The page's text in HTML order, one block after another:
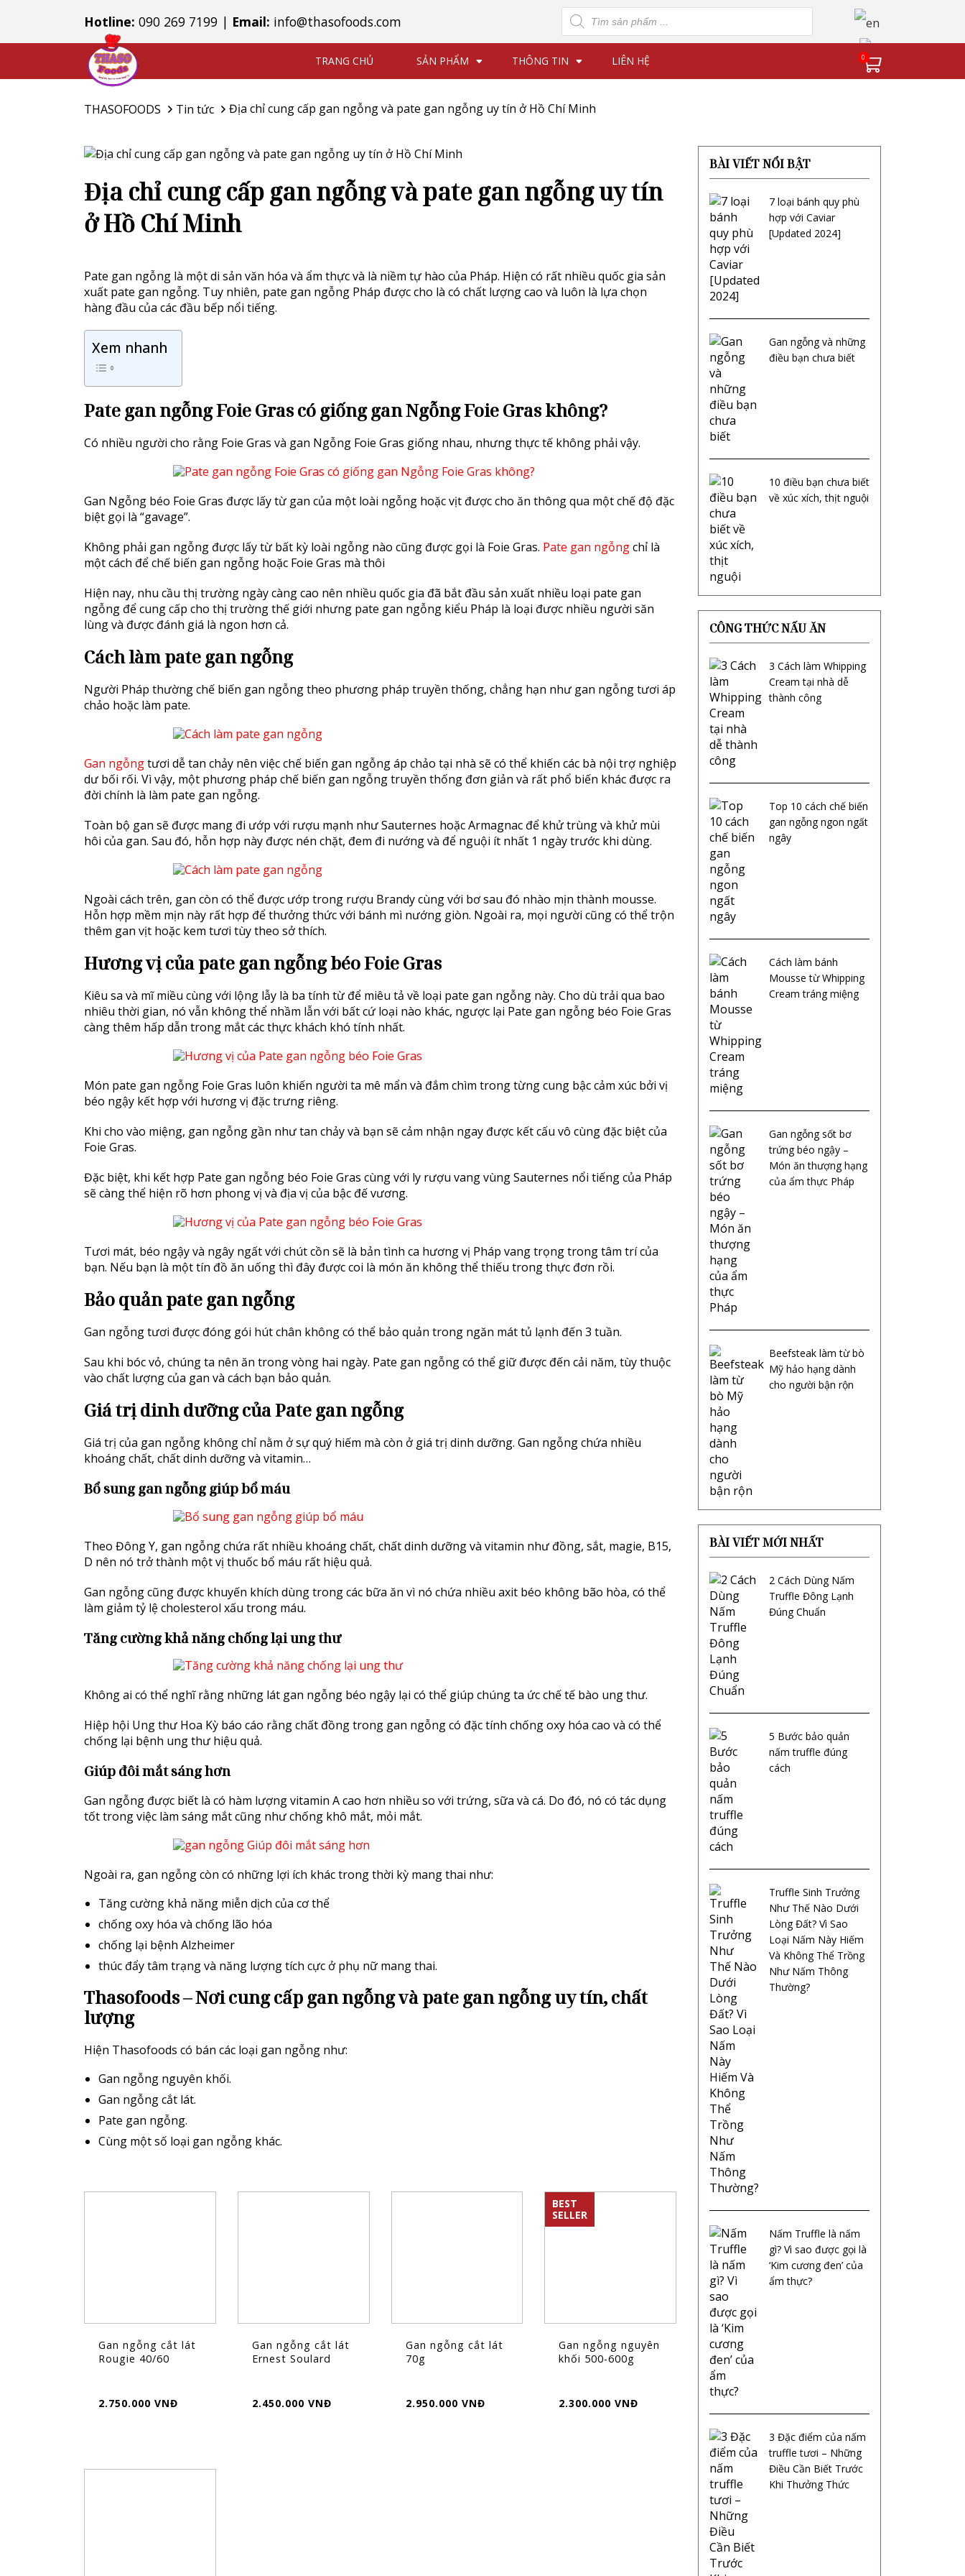
Hotline: 090 269 7199 | Email: info@thasofoods.com
Tìm
kiếm
sản
phẩm
0
TRANG CHỦ SẢN PHẨM THÔNG TIN LIÊN HỆ
THASOFOODS Tin tức Địa chỉ cung cấp gan ngỗng và pate gan ngỗng uy tín ở Hồ Chí Minh
Địa chỉ cung cấp gan ngỗng và pate gan ngỗng uy tín
ở Hồ Chí Minh
Pate gan ngỗng là một di sản văn hóa và ẩm thực và là niềm tự hào của Pháp. Hiện có rất nhiều quốc gia sản
xuất pate gan ngỗng. Tuy nhiên, pate gan ngỗng Pháp được cho là có chất lượng cao và luôn là lựa chọn
hàng đầu của các đầu bếp nổi tiếng.
Xem nhanh
Pate gan ngỗng Foie Gras có giống gan Ngỗng Foie Gras không?
Có nhiều người cho rằng Foie Gras và gan Ngỗng Foie Gras giống nhau, nhưng thực tế không phải vậy.
Gan Ngỗng béo Foie Gras được lấy từ gan của một loài ngỗng hoặc vịt được cho ăn thông qua một chế độ đặc
biệt gọi là “gavage”.
Không phải gan ngỗng được lấy từ bất kỳ loài ngỗng nào cũng được gọi là Foie Gras. Pate gan ngỗngchỉ là
một cách để chế biến gan ngỗng hoặc Foie Gras mà thôi
Hiện nay, nhu cầu thị trường ngày càng cao nên nhiều quốc gia đã bắt đầu sản xuất nhiều loại pate gan
ngỗng để cung cấp cho thị trường thế giới nhưng pate gan ngỗng kiểu Pháp là loại được nhiều người săn
lùng và được đánh giá là ngon hơn cả.
Cách làm pate gan ngỗng
Người Pháp thường chế biến gan ngỗng theo phương pháp truyền thống, chẳng hạn như gan ngỗng tươi áp
chảo hoặc làm pate.
Gan ngỗngtươi dễ tan chảy nên việc chế biến gan ngỗng áp chảo tại nhà sẽ có thể khiến các bà nội trợ nghiệp
dư bối rối. Vì vậy, một phương pháp chế biến gan ngỗng truyền thống đơn giản và rất phổ biến khác được ra
đời chính là làm pate gan ngỗng.
Toàn bộ gan sẽ được mang đi ướp với rượu mạnh như Sauternes hoặc Armagnac để khử trùng và khử mùi
hôi của gan. Sau đó, hỗn hợp này được nén chặt, đem đi nướng và để nguội ít nhất 1 ngày trước khi dùng.
Ngoài cách trên, gan còn có thể được ướp trong rượu Brandy cùng với bơ sau đó nhào mịn thành mousse.
Hỗn hợp mềm mịn này rất hợp để thưởng thức với bánh mì nướng giòn. Ngoài ra, mọi người cũng có thể trộn
thêm gan vịt hoặc kem tươi tùy theo sở thích.
Hương vị của pate gan ngỗng béo Foie Gras
Kiêu sa và mĩ miều cùng với lộng lẫy là ba tính từ để miêu tả về loại pate gan ngỗng này. Cho dù trải qua bao
nhiêu thời gian, nó vẫn không thể nhầm lẫn với bất cứ loại nào khác, ngược lại Pate gan ngỗng béo Foie Gras
càng thêm hấp dẫn trong mắt các thực khách khó tính nhất.
Món pate gan ngỗng Foie Gras luôn khiến người ta mê mẩn và đắm chìm trong từng cung bậc cảm xúc bởi vị
béo ngậy kết hợp với hương vị đặc trưng riêng.
Khi cho vào miệng, gan ngỗng gần như tan chảy và bạn sẽ cảm nhận ngay được kết cấu vô cùng đặc biệt của
Foie Gras.
Đặc biệt, khi kết hợp Pate gan ngỗng béo Foie Gras cùng với ly rượu vang vùng Sauternes nổi tiếng của Pháp
sẽ càng thể hiện rõ hơn phong vị và địa vị của bậc đế vương.
Tươi mát, béo ngậy và ngây ngất với chút cồn sẽ là bản tình ca hương vị Pháp vang trọng trong tâm trí của
bạn. Nếu bạn là một tín đồ ăn uống thì đây được coi là món ăn không thể thiếu trong thực đơn rồi.
Bảo quản pate gan ngỗng
Gan ngỗng tươi được đóng gói hút chân không có thể bảo quản trong ngăn mát tủ lạnh đến 3 tuần.
Sau khi bóc vỏ, chúng ta nên ăn trong vòng hai ngày. Pate gan ngỗng có thể giữ được đến cải năm, tùy thuộc
vào chất lượng của gan và cách bạn bảo quản.
Giá trị dinh dưỡng của Pate gan ngỗng
Giá trị của gan ngỗng không chỉ nằm ở sự quý hiếm mà còn ở giá trị dinh dưỡng. Gan ngỗng chứa nhiều
khoáng chất, chất dinh dưỡng và vitamin…
Bổ sung gan ngỗng giúp bổ máu
Theo Đông Y, gan ngỗng chứa rất nhiều khoáng chất, chất dinh dưỡng và vitamin như đồng, sắt, magie, B15,
D nên nó trở thành một vị thuốc bổ máu rất hiệu quả.
Gan ngỗng cũng được khuyến khích dùng trong các bữa ăn vì nó chứa nhiều axit béo không bão hòa, có thể
làm giảm tỷ lệ cholesterol xấu trong máu.
Tăng cường khả năng chống lại ung thư
Không ai có thể nghĩ rằng những lát gan ngỗng béo ngậy lại có thể giúp chúng ta ức chế tế bào ung thư.
Hiệp hội Ung thư Hoa Kỳ báo cáo rằng chất đồng trong gan ngỗng có đặc tính chống oxy hóa cao và có thể
chống lại bệnh ung thư hiệu quả.
Giúp đôi mắt sáng hơn
Gan ngỗng được biết là có hàm lượng vitamin A cao hơn nhiều so với trứng, sữa và cá. Do đó, nó có tác dụng
tốt trong việc làm sáng mắt cũng như chống khô mắt, mỏi mắt.
Ngoài ra, gan ngỗng còn có những lợi ích khác trong thời kỳ mang thai như:
Tăng cường khả năng miễn dịch của cơ thể
chống oxy hóa và chống lão hóa
chống lại bệnh Alzheimer
thúc đẩy tâm trạng và năng lượng tích cực ở phụ nữ mang thai.
Thasofoods – Nơi cung cấp gan ngỗng và pate gan ngỗng uy tín, chất
lượng
Hiện Thasofoods có bán các loại gan ngỗng như:
Gan ngỗng nguyên khối.
Gan ngỗng cắt lát.
Pate gan ngỗng.
Cùng một số loại gan ngỗng khác.
Gan ngỗng cắt lát
Rougie 40/60
2.750.000 VNĐ
Gan ngỗng cắt lát
Ernest Soulard
2.450.000 VNĐ
Gan ngỗng cắt lát
70g
2.950.000 VNĐ
BEST
SELLER
Gan ngỗng nguyên
khối 500-600g
2.300.000 VNĐ
BÀI VIẾT NỔI BẬT
7 loại bánh quy phù
hợp với Caviar
[Updated 2024]
Gan ngỗng và những
điều bạn chưa biết
10 điều bạn chưa biết
về xúc xích, thịt nguội
CÔNG THỨC NẤU ĂN
3 Cách làm Whipping
Cream tại nhà dễ
thành công
Top 10 cách chế biến
gan ngỗng ngon ngất
ngây
Cách làm bánh
Mousse từ Whipping
Cream tráng miệng
Gan ngỗng sốt bơ
trứng béo ngậy –
Món ăn thượng hạng
của ẩm thực Pháp
Beefsteak làm từ bò
Mỹ hảo hạng dành
cho người bận rộn
BÀI VIẾT MỚI NHẤT
2 Cách Dùng Nấm
Truffle Đông Lạnh
Đúng Chuẩn
5 Bước bảo quản
nấm truffle đúng
cách
Truffle Sinh Trưởng
Như Thế Nào Dưới
Lòng Đất? Vì Sao
Loại Nấm Này Hiếm
Và Không Thể Trồng
Như Nấm Thông
Thường?
Nấm Truffle là nấm
gì? Vì sao được gọi là
‘Kim cương đen’ của
ẩm thực?
3 Đặc điểm của nấm
truffle tươi – Những
Điều Cần Biết Trước
Khi Thưởng Thức